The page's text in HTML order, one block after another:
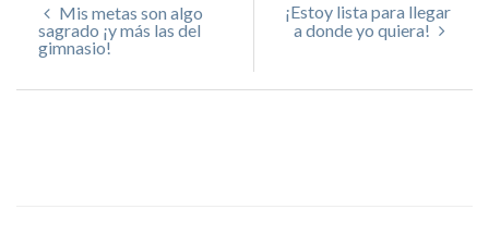
Mis metas son algo
sagrado ¡y más las del
gimnasio!
¡Estoy lista para llegar
a donde yo quiera!